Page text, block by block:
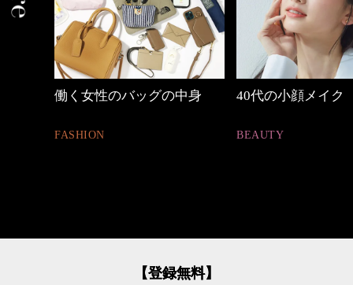
40代の小顔メイク
BEAUTY
優木まおみさん「
【登録無料】